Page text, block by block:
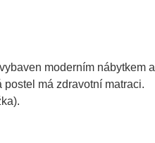
moderním nábytkem a
má zdravotní matraci.